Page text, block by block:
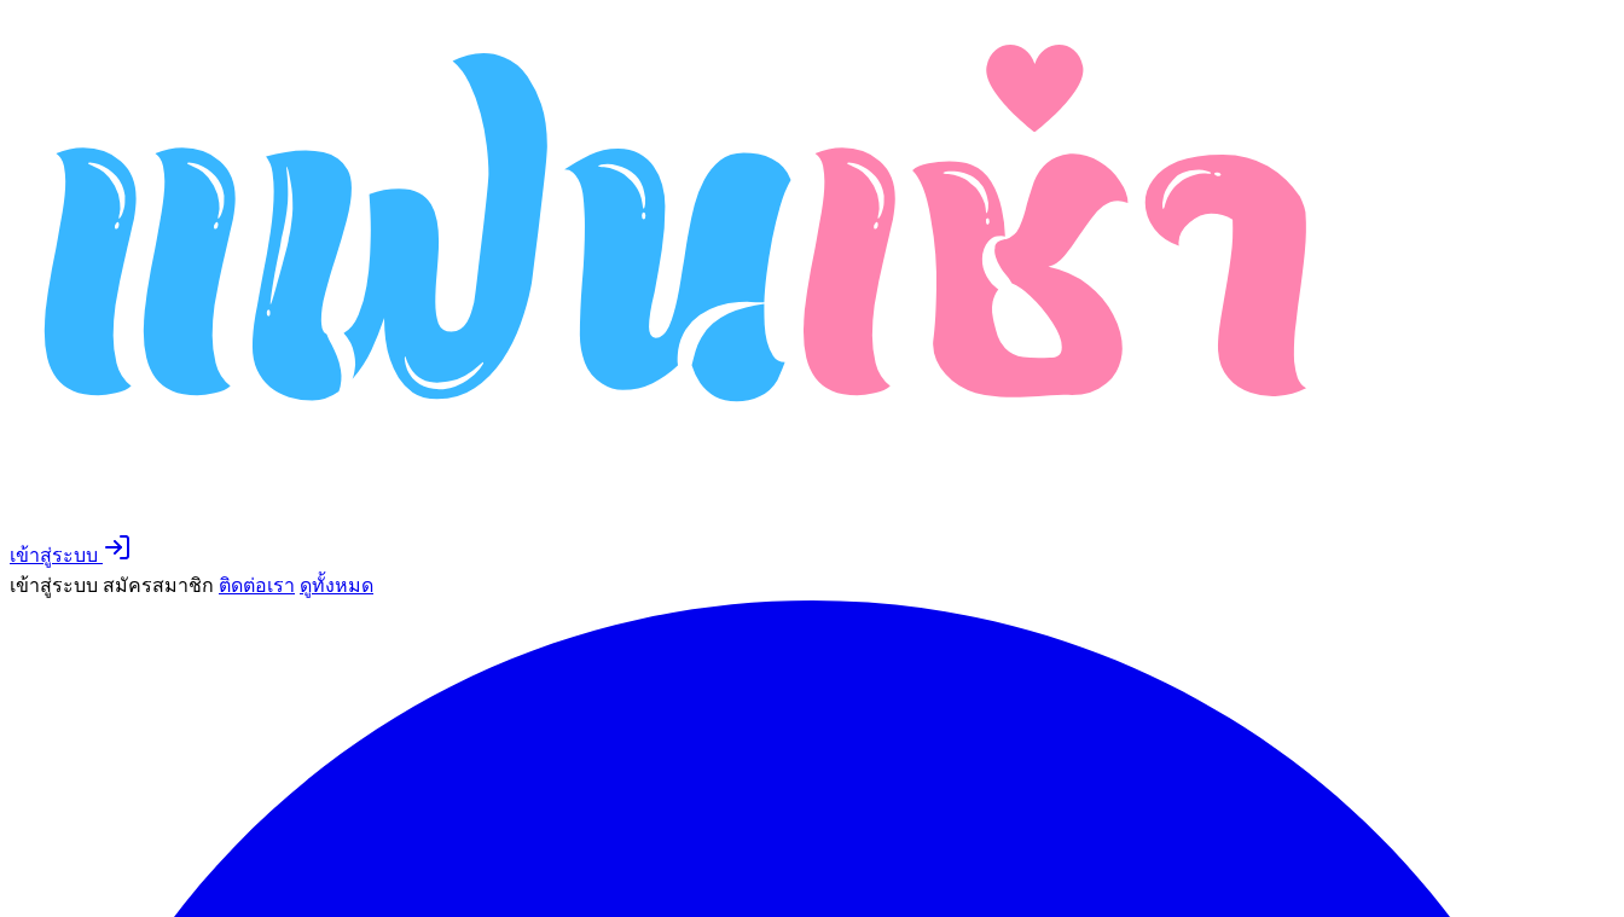
เข้าสู่ระบบ
เข้าสู่ระบบ สมัครสมาชิก ติดต่อเรา ดูทั้งหมด